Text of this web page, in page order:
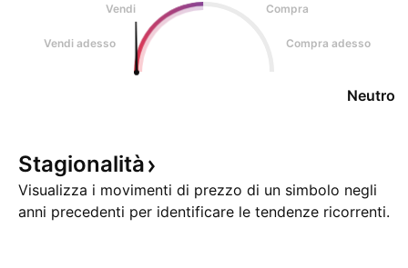
Vendi
Compra
Vendi adesso Compra adesso
Neutro
Stagionalità
Visualizza i movimenti di prezzo di un simbolo negli
anni precedenti per identificare le tendenze ricorrenti.